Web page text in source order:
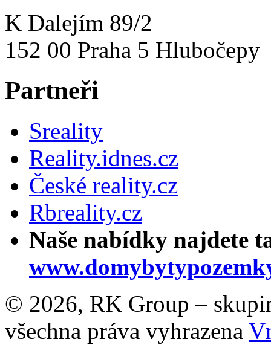
K Dalejím 89/2
152 00 Praha 5 Hlubočepy
Partneři
Sreality
Reality.idnes.cz
České reality.cz
Rbreality.cz
Naše nabídky najdete
© 2026, RK Group –
všechna práva vyhrazena